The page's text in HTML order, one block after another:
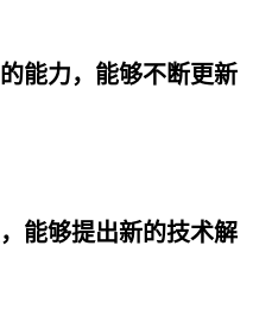
能力，能够不断更新
能够提出新的技术解